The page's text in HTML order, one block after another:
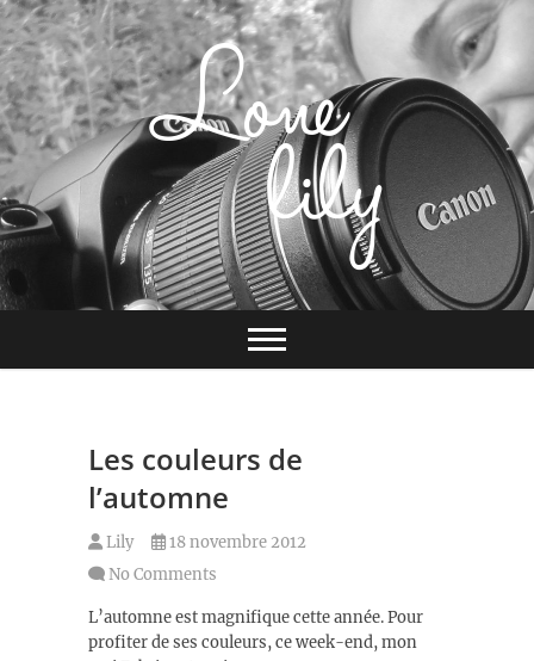
Skip
to
content
Un peu de bonheur à l'état pur
Les couleurs de
l’automne
Lily
18 novembre 2012
No Comments
L’automne est magnifique cette année. Pour
profiter de ses couleurs, ce week-end, mon